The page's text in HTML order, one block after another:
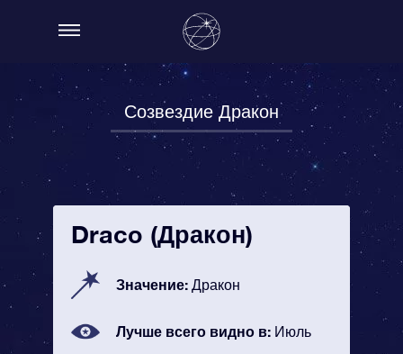
Созвездие Дракон
Draco (Дракон)
Значение: Дракон
Лучше всего видно в: Июль